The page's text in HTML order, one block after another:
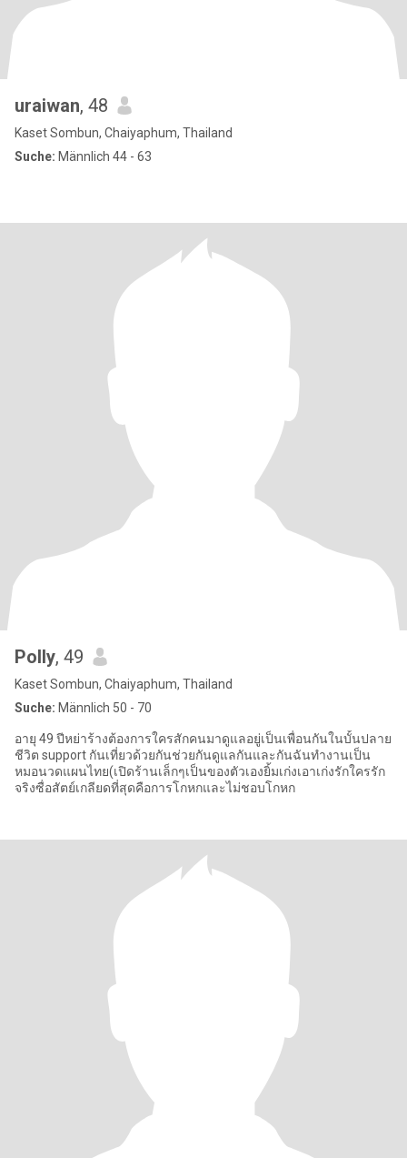
uraiwan, 48
Kaset Sombun, Chaiyaphum, Thailand
Suche: Männlich 44 - 63
Polly, 49
Kaset Sombun, Chaiyaphum, Thailand
Suche: Männlich 50 - 70
อายุ 49 ปีหย่าร้างต้องการใครสักคนมาดูแลอยู่เป็นเพื่อนกันในบั้นปลาย
ชีวิต support กันเที่ยวด้วยกันช่วยกันดูแลกันและกันฉันทำงานเป็น
หมอนวดแผนไทย(เปิดร้านเล็กๆเป็นของตัวเองยิ้มเก่งเอาเก่งรักใครรัก
จริงซื่อสัตย์เกลียดที่สุดคือการโกหกและไม่ชอบโกหก